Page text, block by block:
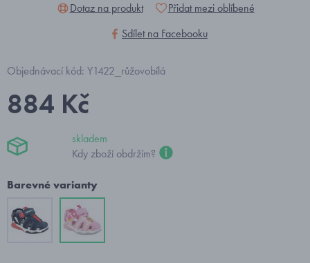
Dotaz na produkt
Přidat mezi oblíbené
Sdílet na Facebooku
Objednávací kód: Y1422_růžovobílá
884 Kč
skladem
Kdy zboží obdržím?
Barevné varianty